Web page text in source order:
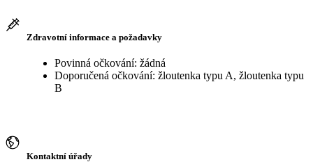
Zdravotní informace a požadavky
Povinná očkování: žádná
Doporučená očkování: žloutenka typu A, žloutenka typu
B
Kontaktní úřady